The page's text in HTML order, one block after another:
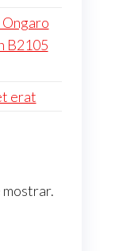
B2105
erat
mostrar.